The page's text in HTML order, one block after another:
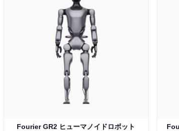
Fourier GR2 ヒューマノイドロボット